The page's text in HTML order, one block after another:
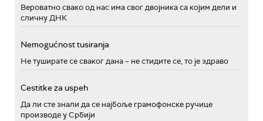
Вероватно свако од нас има свог двојника са којим дели и
сличну ДНК
Nemogućnost tusiranja
Не туширате се сваког дана – не стидите се, то је здраво
Cestitke za uspeh
Да ли сте знали да се најбоље грамофонске ручице
производе у Србији